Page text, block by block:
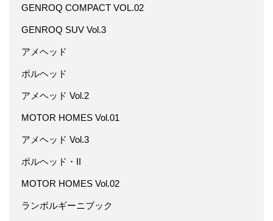
GENROQ COMPACT VOL.02
GENROQ SUV Vol.3
アメヘッド
ポルヘッド
アメヘッド Vol.2
MOTOR HOMES Vol.01
アメヘッド Vol.3
ポルヘッド・II
MOTOR HOMES Vol.02
ランボルギーニブック